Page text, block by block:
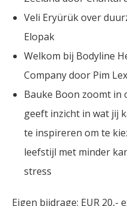
Veli Eryürük over
Elopak
Welkom bij Bodyline
Company door Pim
Bauke Boon zoomt in
geeft inzicht in wat jij
te inspireren om te
leefstijl met minder
stress
Eigen bijdrage: EUR 20,-